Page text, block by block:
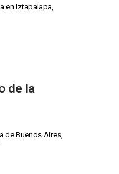
en Iztapalapa,
de la
de Buenos Aires,